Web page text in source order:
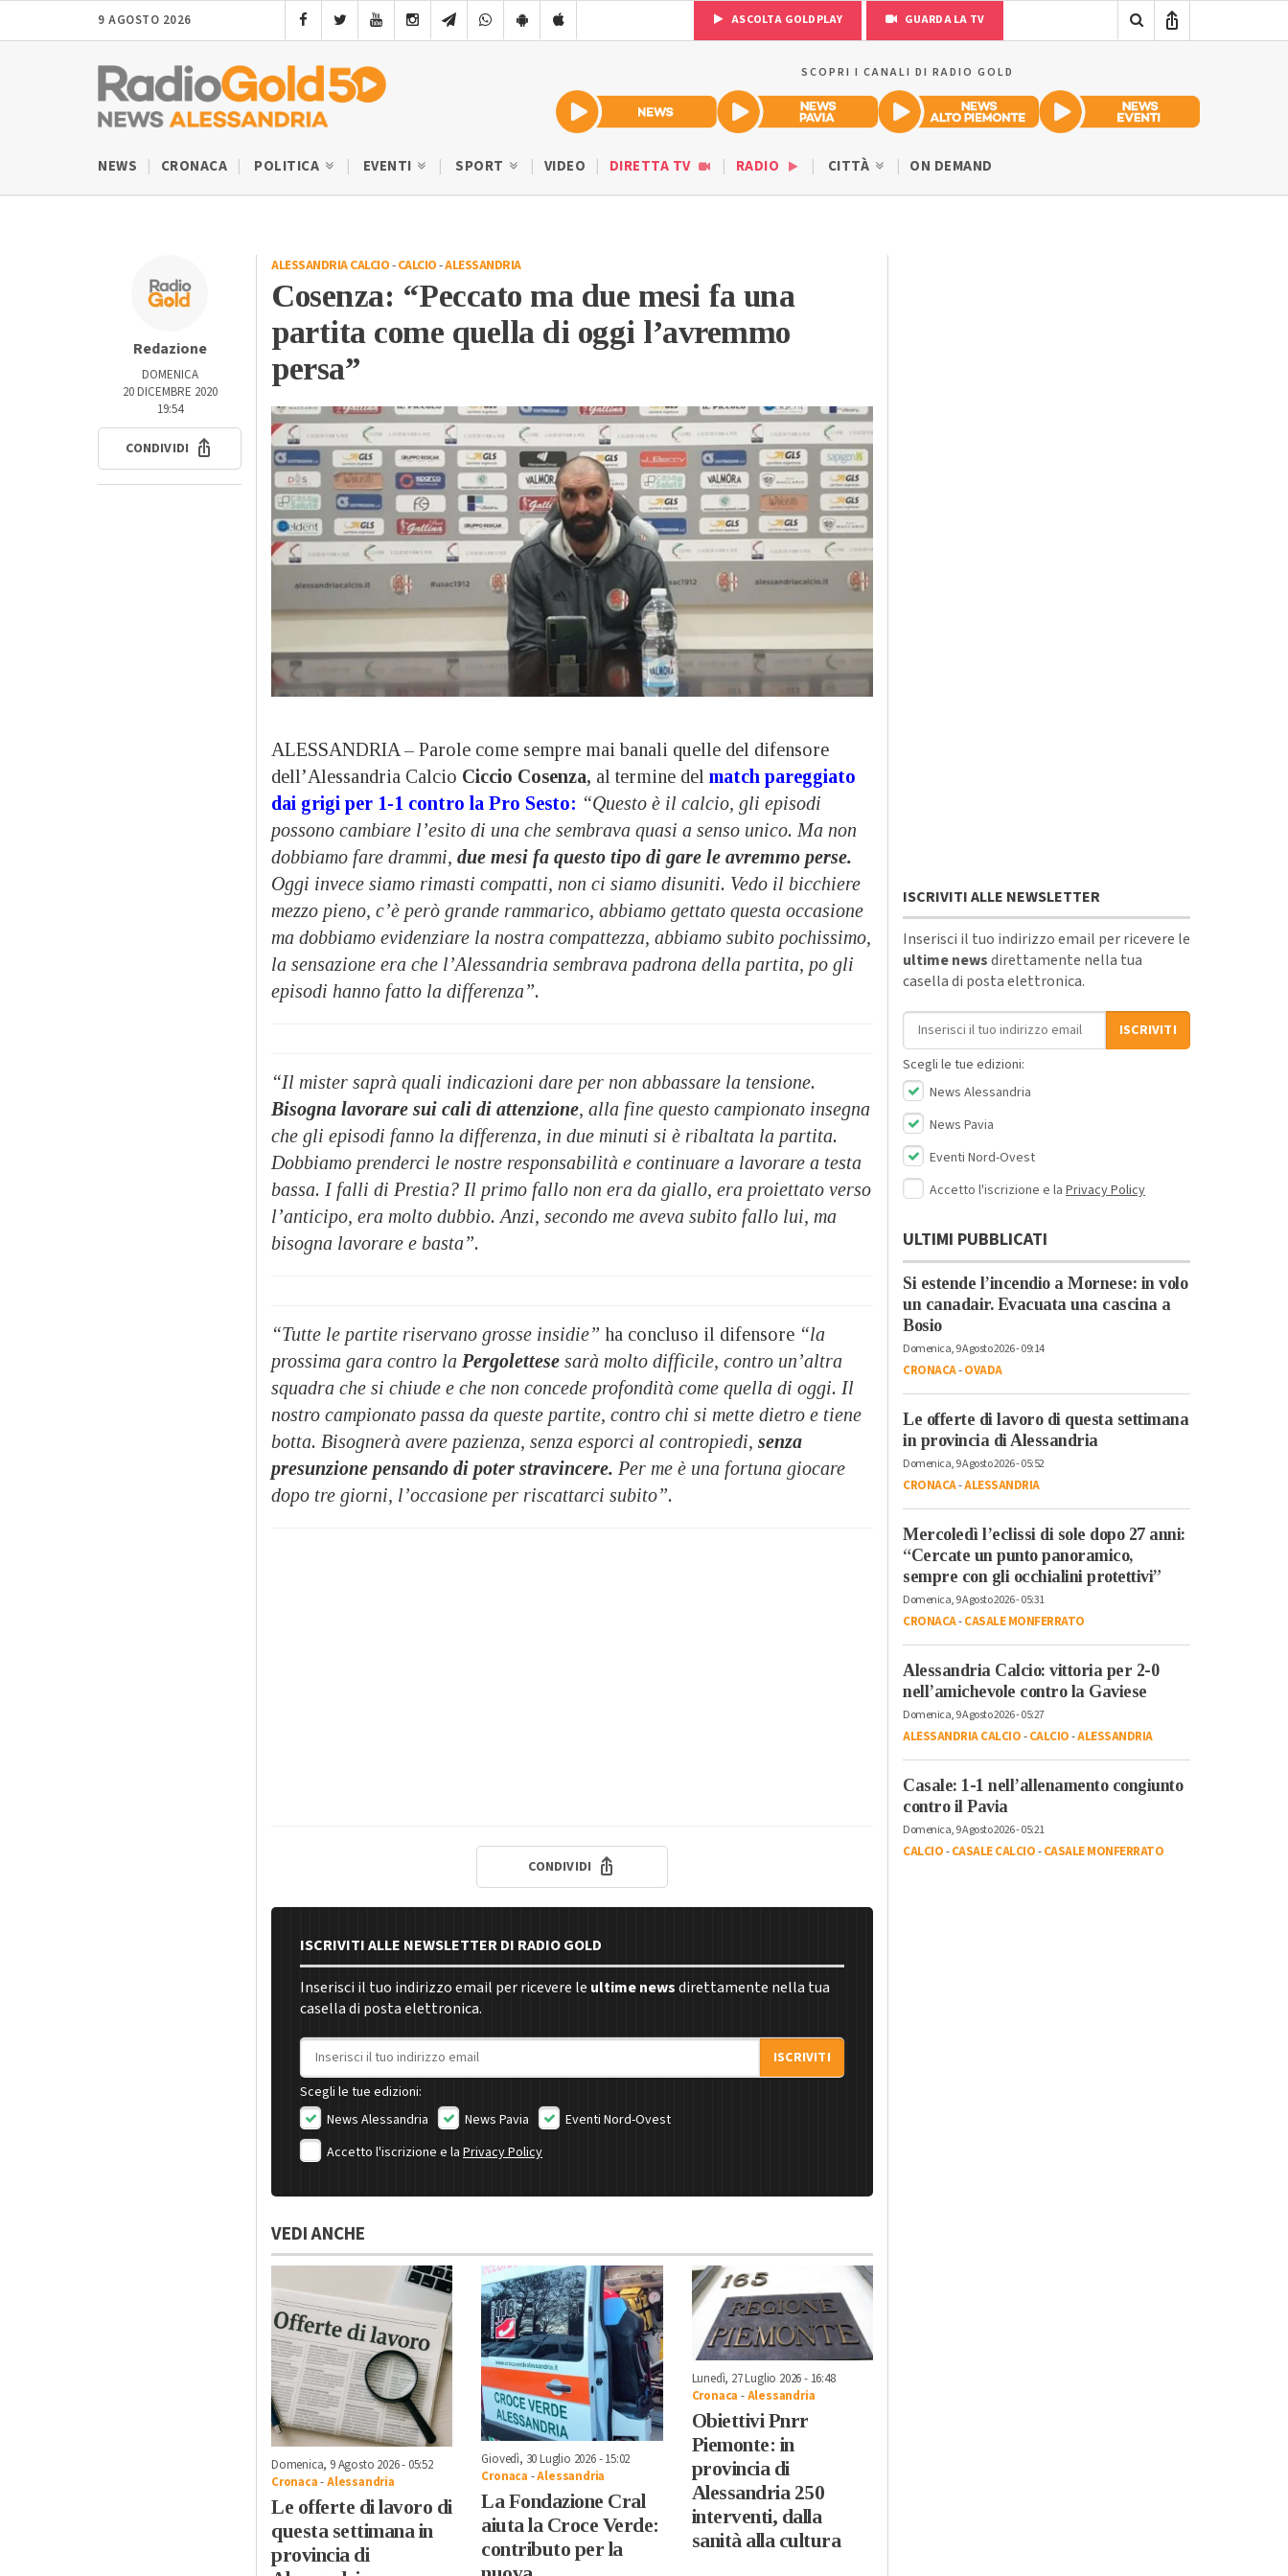
9 AGOSTO 2026 ASCOLTA GOLDPLAY GUARDA LA TV
SCOPRI I CANALI DI RADIO GOLD
NEWS CRONACA POLITICA EVENTI SPORT VIDEO DIRETTA TV RADIO CITTÀ ON DEMAND
Redazione
DOMENICA
20 DICEMBRE 2020
19:54
CONDIVIDI
ALESSANDRIA CALCIO-CALCIO-ALESSANDRIA
Cosenza: “Peccato ma due mesi fa una
partita come quella di oggi l’avremmo
persa”
ALESSANDRIA – Parole come sempre mai banali quelle del difensore
dell’Alessandria Calcio Ciccio Cosenza, al termine del match pareggiato
dai grigi per 1-1 contro la Pro Sesto: “Questo è il calcio, gli episodi
possono cambiare l’esito di una che sembrava quasi a senso unico. Ma non
dobbiamo fare drammi, due mesi fa questo tipo di gare le avremmo perse.
Oggi invece siamo rimasti compatti, non ci siamo disuniti. Vedo il bicchiere
mezzo pieno, c’è però grande rammarico, abbiamo gettato questa occasione
ma dobbiamo evidenziare la nostra compattezza, abbiamo subito pochissimo,
la sensazione era che l’Alessandria sembrava padrona della partita, po gli
episodi hanno fatto la differenza”.
“Il mister saprà quali indicazioni dare per non abbassare la tensione.
Bisogna lavorare sui cali di attenzione, alla fine questo campionato insegna
che gli episodi fanno la differenza, in due minuti si è ribaltata la partita.
Dobbiamo prenderci le nostre responsabilità e continuare a lavorare a testa
bassa. I falli di Prestia? Il primo fallo non era da giallo, era proiettato verso
l’anticipo, era molto dubbio. Anzi, secondo me aveva subito fallo lui, ma
bisogna lavorare e basta”.
“Tutte le partite riservano grosse insidie” ha concluso il difensore “la
prossima gara contro la Pergolettese sarà molto difficile, contro un’altra
squadra che si chiude e che non concede profondità come quella di oggi. Il
nostro campionato passa da queste partite, contro chi si mette dietro e tiene
botta. Bisognerà avere pazienza, senza esporci al contropiedi, senza
presunzione pensando di poter stravincere. Per me è una fortuna giocare
dopo tre giorni, l’occasione per riscattarci subito”.
CONDIVIDI
ISCRIVITI ALLE NEWSLETTER DI RADIO GOLD
Inserisci il tuo indirizzo email per ricevere le ultime newsdirettamente nella tua
casella di posta elettronica.
Indirizzo email
ISCRIVITI
Scegli le tue edizioni:
News Alessandria
News Pavia
Eventi Nord-Ovest
Accetto l'iscrizione e la Privacy Policy
VEDI ANCHE
Domenica, 9 Agosto 2026 - 05:52
Cronaca-Alessandria
Le offerte di lavoro di
questa settimana in
provincia di
Giovedì, 30 Luglio 2026 - 15:02
Cronaca -Alessandria
La Fondazione Cral
aiuta la Croce Verde:
contributo per la
Lunedì, 27 Luglio 2026 - 16:48
Cronaca -Alessandria
Obiettivi Pnrr
Piemonte: in
provincia di
Alessandria 250
interventi, dalla
sanità alla cultura
ISCRIVITI ALLE NEWSLETTER
Inserisci il tuo indirizzo email per ricevere le
ultime newsdirettamente nella tua
casella di posta elettronica.
Indirizzo email
ISCRIVITI
Scegli le tue edizioni:
News Alessandria
News Pavia
Eventi Nord-Ovest
Accetto l'iscrizione e la Privacy Policy
ULTIMI PUBBLICATI
Si estende l’incendio a Mornese: in volo
un canadair. Evacuata una cascina a
Bosio
Domenica, 9 Agosto 2026 - 09:14
CRONACA-OVADA
Le offerte di lavoro di questa settimana
in provincia di Alessandria
Domenica, 9 Agosto 2026 - 05:52
CRONACA-ALESSANDRIA
Mercoledì l’eclissi di sole dopo 27 anni:
“Cercate un punto panoramico,
sempre con gli occhialini protettivi”
Domenica, 9 Agosto 2026 - 05:31
CRONACA-CASALE MONFERRATO
Alessandria Calcio: vittoria per 2-0
nell’amichevole contro la Gaviese
Domenica, 9 Agosto 2026 - 05:27
ALESSANDRIA CALCIO-CALCIO-ALESSANDRIA
Casale: 1-1 nell’allenamento congiunto
contro il Pavia
Domenica, 9 Agosto 2026 - 05:21
CALCIO-CASALE CALCIO-CASALE MONFERRATO